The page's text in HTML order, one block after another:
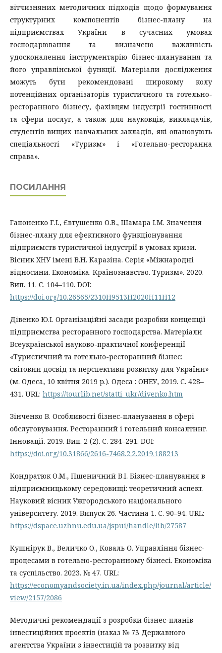
вітчизняних методичних підходів щодо формування
структурних компонентів бізнес-плану на
підприємствах України в сучасних умовах
господарювання та визначено важливість
удосконалення інструментарію бізнес-планування та
його управлінської функції. Матеріали дослідження
можуть бути рекомендовані широкому колу
потенційних організаторів туристичного та готельно-
ресторанного бізнесу, фахівцям індустрії гостинності
та сфери послуг, а також для науковців, викладачів,
студентів вищих навчальних закладів, які опановують
спеціальності «Туризм» і «Готельно-ресторанна
справа».
ПОСИЛАННЯ
Гапоненко Г.І., Євтушенко О.В., Шамара І.М. Значення
бізнес-плану для ефективного функціонування
підприємств туристичної індустрії в умовах кризи.
Вісник ХНУ імені В.Н. Каразіна. Серія «Міжнародні
відносини. Економіка. Країнознавство. Туризм». 2020.
Вип. 11. С. 104–110. DOI:
https://doi.org/10.26565/2310H9513H2020H11H12
Дівенко Ю.І. Організаційні засади розробки концепції
підприємства ресторанного господарства. Матеріали
Всеукраїнської науково-практичної конференції
«Туристичний та готельно-ресторанний бізнес:
світовий досвід та перспективи розвитку для України»
(м. Одеса, 10 квітня 2019 р.). Одеса : ОНЕУ, 2019. С. 428–
431. URL: https://tourlib.net/statti_ukr/divenko.htm
Зінченко В. Особливості бізнес-планування в сфері
обслуговування. Ресторанний і готельний консалтинг.
Інновації. 2019. Вип. 2 (2). С. 284–291. DOI:
https://doi.org/10.31866/2616-7468.2.2.2019.188213
Кондратюк О.М., Пшеничний В.І. Бізнес-планування в
підприємницькому середовищі: теоретичний аспект.
Науковий вісник Ужгородського національного
університету. 2019. Випуск 26. Частина 1. С. 90–94. URL:
https://dspace.uzhnu.edu.ua/jspui/handle/lib/27587
Кушнірук В., Величко О., Коваль О. Управління бізнес-
процесами в готельно-ресторанному бізнесі. Економіка
та суспільство. 2023. № 47. URL:
https://economyandsociety.in.ua/index.php/journal/article/
view/2157/2086
Методичні рекомендації з розробки бізнес-планів
інвестиційних проектів (наказ № 73 Державного
агентства України з інвестицій та розвитку від